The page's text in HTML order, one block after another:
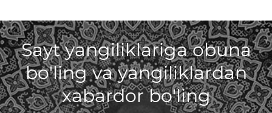
Sayt yangiliklariga obuna
bo'ling va yangiliklardan
xabardor bo'ling